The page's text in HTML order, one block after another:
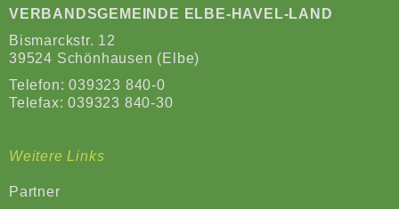
VERBANDSGEMEINDE ELBE-HAVEL-LAND
Bismarckstr. 12
39524 Schönhausen (Elbe)
Telefon:039323 840-0
Telefax: 039323 840-30
Weitere Links
Partner